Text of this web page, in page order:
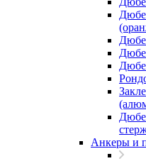
Анкеры и